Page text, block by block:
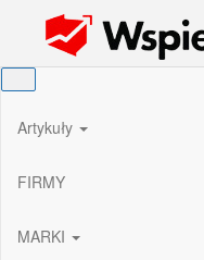
Wspieram Rozwój PL
Artykuły
FIRMY
MARKI